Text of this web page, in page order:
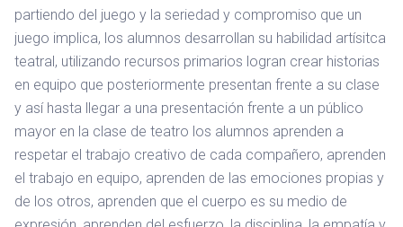
partiendo del juego y la seriedad y compromiso que un
juego implica, los alumnos desarrollan su habilidad artísitca
teatral, utilizando recursos primarios logran crear historias
en equipo que posteriormente presentan frente a su clase
y así hasta llegar a una presentación frente a un público
mayor en la clase de teatro los alumnos aprenden a
respetar el trabajo creativo de cada compañero, aprenden
el trabajo en equipo, aprenden de las emociones propias y
de los otros, aprenden que el cuerpo es su medio de